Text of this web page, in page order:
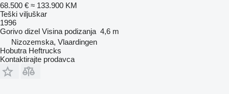
68.500 € ≈ 133.900 KM
Teški viljuškar
1996
Gorivo dizel Visina podizanja 4,6 m
Nizozemska, Vlaardingen
Hobutra Heftrucks
Kontaktirajte prodavca